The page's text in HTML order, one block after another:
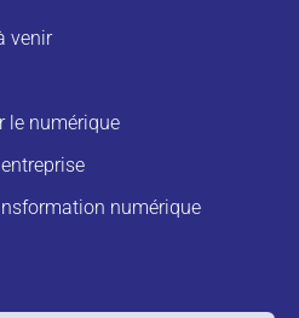
venir
le numérique
numérique